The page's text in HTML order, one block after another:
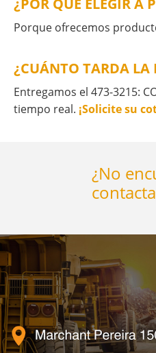
¿POR QUÉ ELEGIR A
Porque ofrecemos
¿CUÁNTO TARDA LA
Entregamos el 473-3215:
tiempo real. ¡Solicite su
¿No